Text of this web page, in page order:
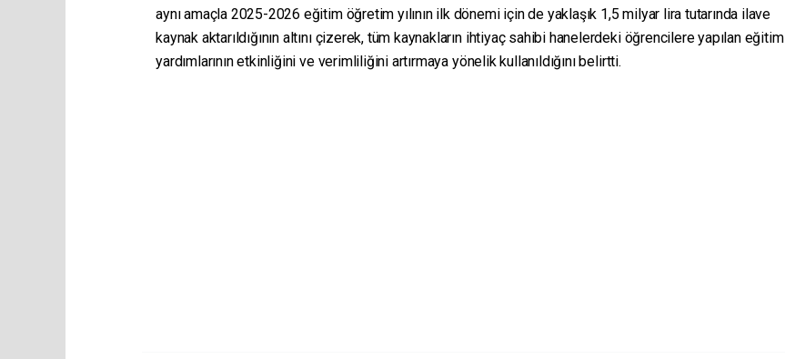
aynı amaçla 2025-2026 eğitim öğretim yılının ilk dönemi için de yaklaşık 1,5 milyar lira tutarında ilave
kaynak aktarıldığının altını çizerek, tüm kaynakların ihtiyaç sahibi hanelerdeki öğrencilere yapılan eğitim
yardımlarının etkinliğini ve verimliliğini artırmaya yönelik kullanıldığını belirtti.